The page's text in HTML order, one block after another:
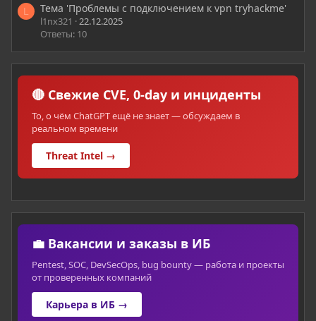
L Тема 'Проблемы с подключением к vpn tryhackme'
l1nx321
22.12.2025
Ответы: 10
🔴 Свежие CVE, 0-day и инциденты
То, о чём ChatGPT ещё не знает — обсуждаем в
реальном времени
Threat Intel →
💼 Вакансии и заказы в ИБ
Pentest, SOC, DevSecOps, bug bounty — работа и проекты
от проверенных компаний
Карьера в ИБ →